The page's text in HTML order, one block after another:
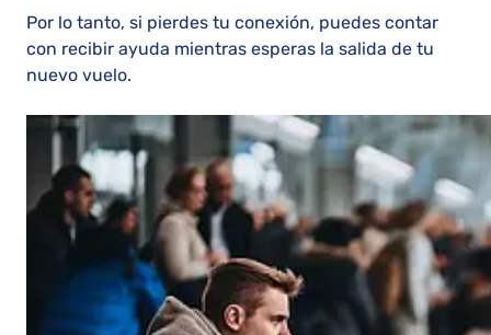
Por lo tanto, si pierdes tu conexión, puedes contar
con recibir ayuda mientras esperas la salida de tu
nuevo vuelo.